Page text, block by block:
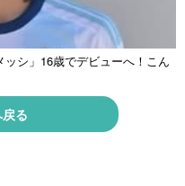
シ」16歳でデビューへ！こん
戻る